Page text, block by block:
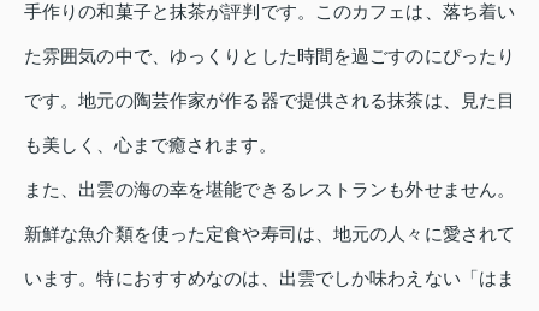
手作りの和菓子と抹茶が評判です。このカフェは、落ち着い
た雰囲気の中で、ゆっくりとした時間を過ごすのにぴったり
です。地元の陶芸作家が作る器で提供される抹茶は、見た目
も美しく、心まで癒されます。
また、出雲の海の幸を堪能できるレストランも外せません。
新鮮な魚介類を使った定食や寿司は、地元の人々に愛されて
います。特におすすめなのは、出雲でしか味わえない「はま